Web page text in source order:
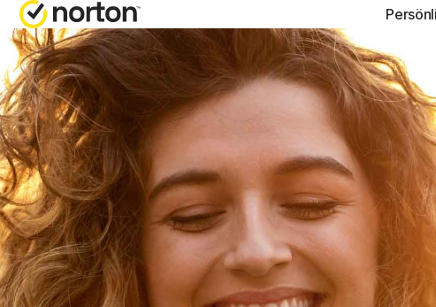
ALL-IN-
Norton
Norton
Norton
Norton
HILFE